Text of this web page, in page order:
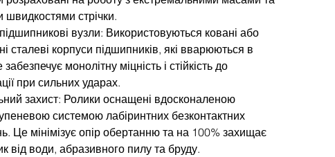
швидкостями стрічки.
вузли: Використовуються ковані або
сталеві корпуси підшипників, які вварюються в
монолітну міцність і стійкість до
при сильних ударах.
захист: Ролики оснащені вдосконаленою
системою лабіринтних безконтактних
Це мінімізує опір обертанню та на 100% захищає
від води, абразивного пилу та бруду.